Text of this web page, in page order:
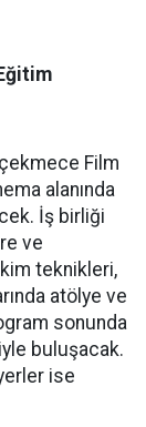
Film
alanında
İş birliği
ve
teknikleri,
atölye ve
sonunda
buluşacak.
ise